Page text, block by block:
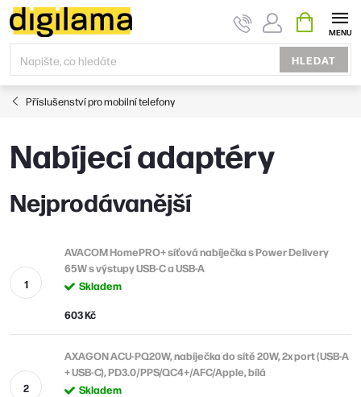
Přejít
na
obsah
HLEDAT
KOŠÍK
Příslušenství pro mobilní telefony
Nabíjecí adaptéry
Nejprodávanější
AVACOM HomePRO+ síťová nabíječka s Power Delivery
65W s výstupy USB-C a USB-A
Skladem
603 Kč
AXAGON ACU-PQ20W, nabíječka do sítě 20W, 2x port (USB-A
+ USB-C), PD3.0/PPS/QC4+/AFC/Apple, bílá
Skladem